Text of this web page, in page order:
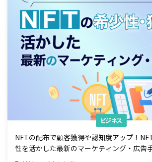
ビジネス
NFTの配布で顧客獲得や認知度アップ！
性を活かした最新のマーケティング・広告